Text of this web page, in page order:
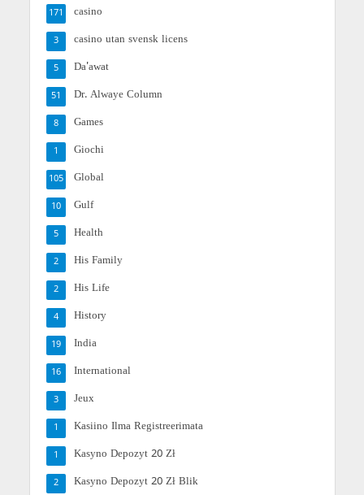
casino
171
casino utan svensk licens
3
Da'awat
5
Dr. Alwaye Column
51
Games
8
Giochi
1
Global
105
Gulf
10
Health
5
His Family
2
His Life
2
History
4
India
19
International
16
Jeux
3
Kasiino Ilma Registreerimata
1
Kasyno Depozyt 20 Zł
1
Kasyno Depozyt 20 Zł Blik
2